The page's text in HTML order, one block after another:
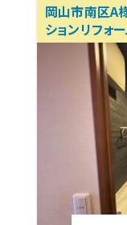
岡山市南区A
ションリフォ
ノベーショ
ン・パートナーズ